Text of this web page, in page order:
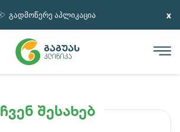
გადმოწერე აპლიკაცია x
ჩვენ შესახებ